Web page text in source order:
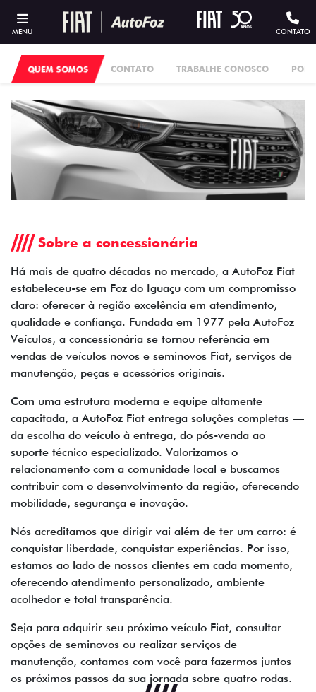
MENU CONTATO
QUEM SOMOS CONTATO TRABALHE CONOSCO
Sobre a concessionária
Há mais de quatro décadas no mercado, a AutoFoz Fiat
estabeleceu-se em Foz do Iguaçu com um compromisso
claro: oferecer à região excelência em atendimento,
qualidade e confiança. Fundada em 1977 pela AutoFoz
Veículos, a concessionária se tornou referência em
vendas de veículos novos e seminovos Fiat, serviços de
manutenção, peças e acessórios originais.
Com uma estrutura moderna e equipe altamente
capacitada, a AutoFoz Fiat entrega soluções completas —
da escolha do veículo à entrega, do pós-venda ao
suporte técnico especializado. Valorizamos o
relacionamento com a comunidade local e buscamos
contribuir com o desenvolvimento da região, oferecendo
mobilidade, segurança e inovação.
Nós acreditamos que dirigir vai além de ter um carro: é
conquistar liberdade, conquistar experiências. Por isso,
estamos ao lado de nossos clientes em cada momento,
oferecendo atendimento personalizado, ambiente
acolhedor e total transparência.
Seja para adquirir seu próximo veículo Fiat, consultar
opções de seminovos ou realizar serviços de
manutenção, contamos com você para fazermos juntos
os próximos passos da sua jornada sobre quatro rodas.